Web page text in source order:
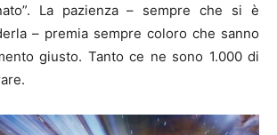
La pazienza – sempre che si è
– premia sempre coloro che sanno
giusto. Tanto ce ne sono 1.000 di